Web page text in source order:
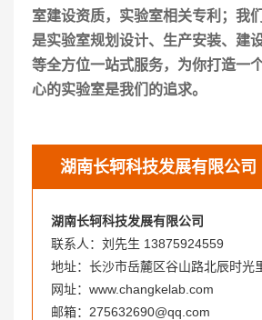
室建设资质，实验室相关专利；我
是实验室规划设计、生产安装、建
等全方位一站式服务，为你打造一
心的实验室是我们的追求。
湖南长轲科技发展有限公司
湖南长轲科技发展有限公司
联系人：刘先生 13875924559
地址：长沙市岳麓区谷山路北辰时光
网址：www.changkelab.com
邮箱：275632690@qq.com